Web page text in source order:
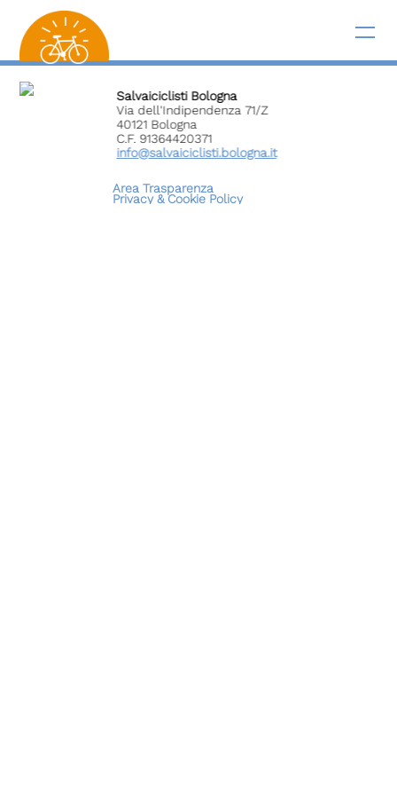
Salvaiciclisti Bologna
Via dell'Indipendenza 71/Z
40121 Bologna
C.F. 91364420371
info@salvaiciclisti.bologna.it
Area Trasparenza
Privacy & Cookie Policy